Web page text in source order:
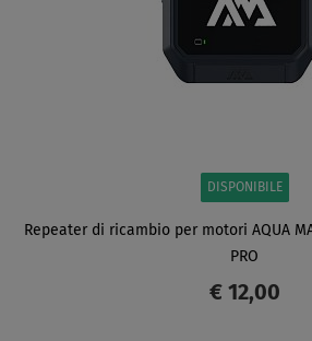
DISPONIBILE
Repeater di ricambio per motori AQUA
PRO
€ 12,00